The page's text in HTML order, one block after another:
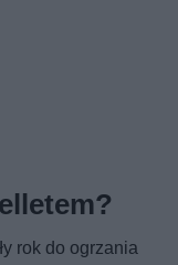
rok do ogrzania